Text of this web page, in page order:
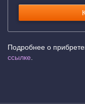
Подробнее о
ссылке